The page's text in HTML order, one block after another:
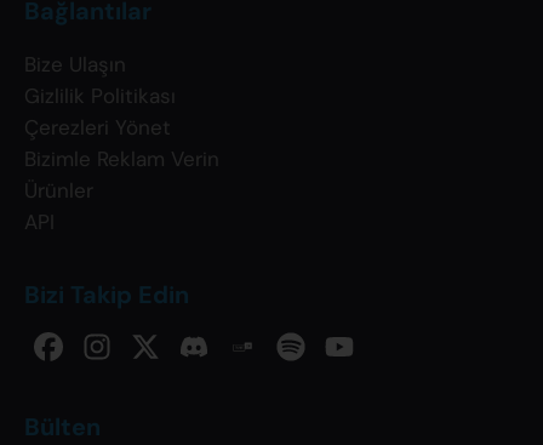
Bağlantılar
Bize Ulaşın
Gizlilik Politikası
Çerezleri Yönet
Bizimle Reklam Verin
Ürünler
API
Bizi Takip Edin
Bülten